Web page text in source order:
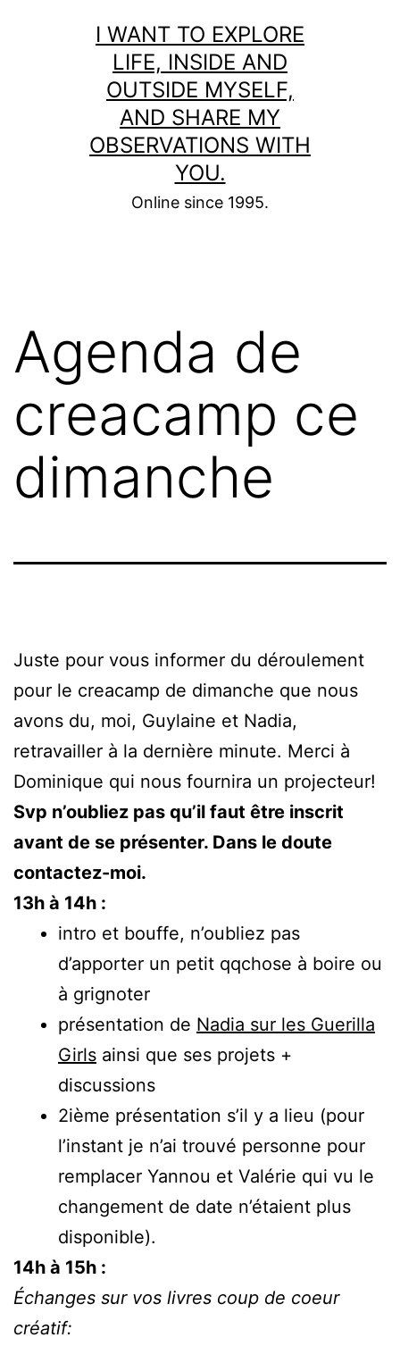
I WANT TO EXPLORE
LIFE, INSIDE AND
OUTSIDE MYSELF,
AND SHARE MY
OBSERVATIONS WITH
YOU.
Online since 1995.
Agenda de
creacamp ce
dimanche
Juste pour vous informer du déroulement
pour le creacamp de dimanche que nous
avons du, moi, Guylaine et Nadia,
retravailler à la dernière minute. Merci à
Dominique qui nous fournira un projecteur!
Svp n’oubliez pas qu’il faut être inscrit
avant de se présenter. Dans le doute
contactez-moi.
13h à 14h :
intro et bouffe, n’oubliez pas
d’apporter un petit qqchose à boire ou
à grignoter
présentation de Nadia sur les Guerilla
Girls ainsi que ses projets +
discussions
2ième présentation s’il y a lieu (pour
l’instant je n’ai trouvé personne pour
remplacer Yannou et Valérie qui vu le
changement de date n’étaient plus
disponible).
14h à 15h :
Échanges sur vos livres coup de coeur
créatif: